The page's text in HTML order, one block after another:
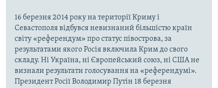
16 березня 2014 року на території Криму і
Севастополя відбувся невизнаний більшістю країн
світу «референдум» про статус півострова, за
результатами якого Росія включила Крим до свого
складу. Ні Україна, ні Європейський союз, ні США не
визнали результати голосування на «референдумі».
Президент Росії Володимир Путін 18 березня